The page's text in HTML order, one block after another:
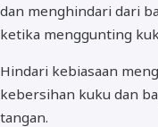
dan menghindari dari
ketika menggunting
Hindari kebiasaan
kebersihan kuku dan
tangan.